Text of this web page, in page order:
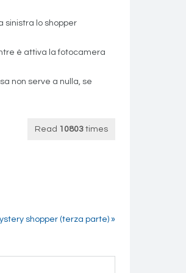
sinistra lo shopper
è attiva la fotocamera
non serve a nulla, se
Read 10803 times
shopper (terza parte) »